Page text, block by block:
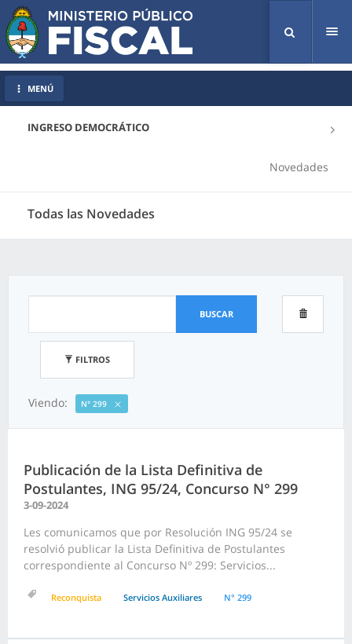
INGRESO DEMOCRÁTICO
Novedades
Todas las Novedades
MENÚ
BUSCAR
FILTROS
Viendo: N° 299
Publicación de la Lista Definitiva de
Postulantes, ING 95/24, Concurso N° 299
3-09-2024
Les comunicamos que por Resolución ING 95/24 se
resolvió publicar la Lista Definitiva de Postulantes
correspondiente al Concurso Nº 299: Servicios...
Reconquista Servicios Auxiliares N° 299